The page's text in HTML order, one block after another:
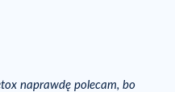
naprawdę polecam, bo